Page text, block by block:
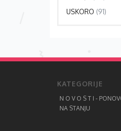
USKORO (91)
KATEGORIJE
N O V O S T I -
NA STANJU